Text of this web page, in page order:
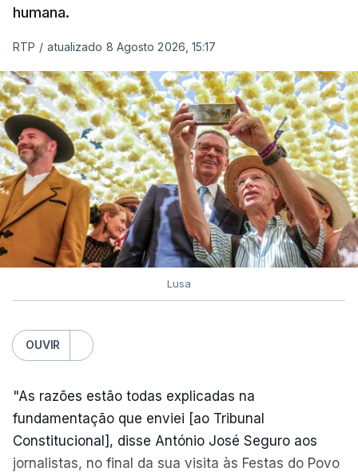
humana.
RTP / atualizado 8 Agosto 2026, 15:17
Lusa
OUVIR
"As razões estão todas explicadas na
fundamentação que enviei [ao Tribunal
Constitucional], disse António José Seguro aos
jornalistas, no final da sua visita às Festas do Povo